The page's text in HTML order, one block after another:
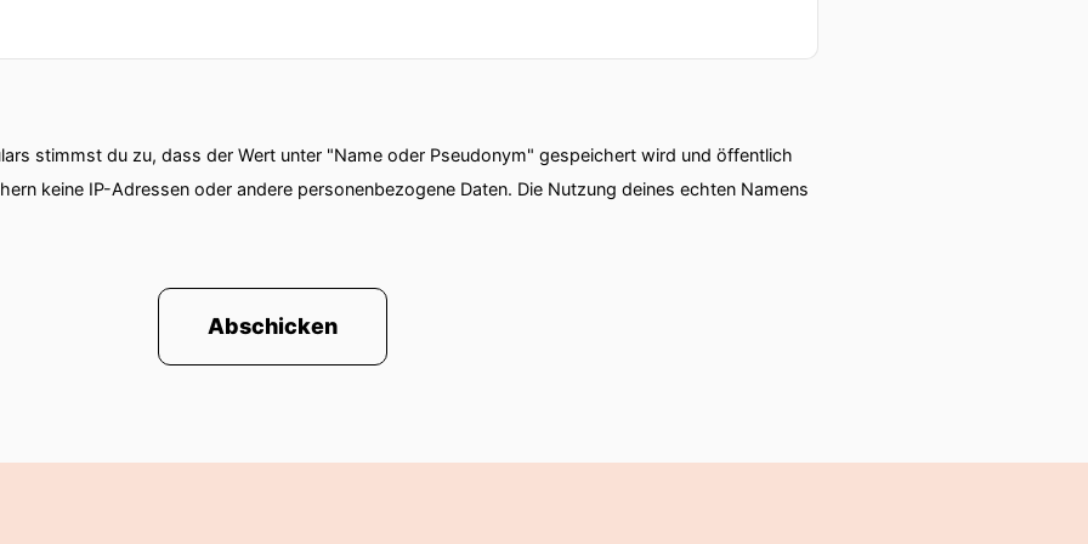
stimmst du zu, dass der Wert unter "Name oder Pseudonym" gespeichert wird und öffentlich
keine IP-Adressen oder andere personenbezogene Daten. Die Nutzung deines echten Namens
Abschicken